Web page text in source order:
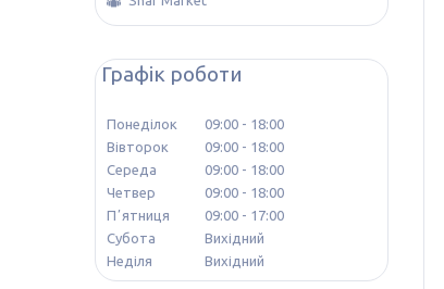
Графік роботи
Понеділок 09:00
18:00
Вівторок
09:00
18:00
Середа
09:00
18:00
Четвер
09:00
18:00
Пʼятниця
09:00
17:00
Субота
Вихідний
Неділя
Вихідний